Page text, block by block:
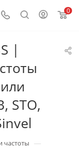
0
|
STO,
частоты —